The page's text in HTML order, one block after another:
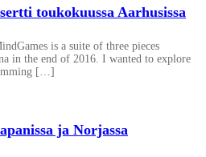
toukokuussa Aarhusissa
is a suite of three pieces
in the end of 2016. I wanted to explore
[…]
ja Norjassa